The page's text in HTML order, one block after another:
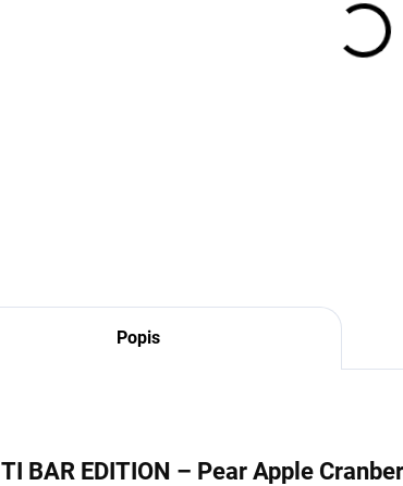
Popis
TI BAR EDITION – Pear Apple